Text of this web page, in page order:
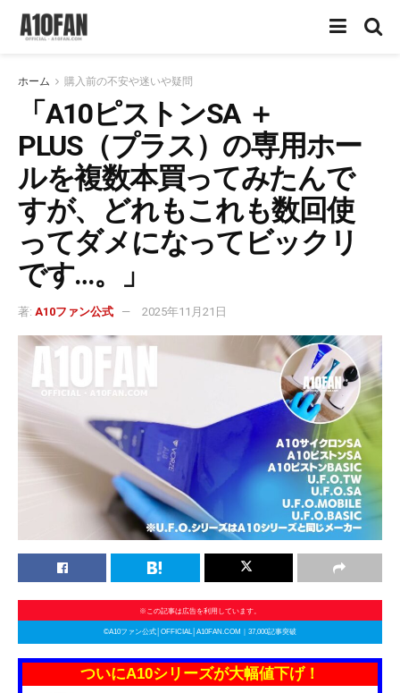
ホーム 購入前の不安や迷いや疑問
「A10ピストンSA ＋
PLUS（プラス）の専用ホー
ルを複数本買ってみたんで
すが、どれもこれも数回使
ってダメになってビックリ
です…。」
著: A10ファン公式 2025年11月21日
※この記事は広告を利用しています。
©A10ファン公式│OFFICIAL│A10FAN.COM｜37,000記事突破
ついにA10シリーズが大幅値下げ！